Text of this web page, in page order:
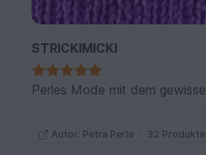
STRICKIMICKI
Autor: Petra Perle 32 Produkte